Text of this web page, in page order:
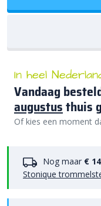
In heel
Vandaag
augustusthuis
Of kies een moment
Nog maar €
Stonique